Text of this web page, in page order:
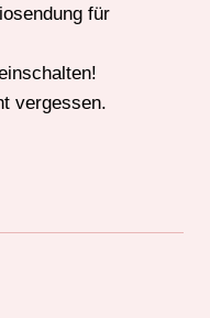
für
vergessen.